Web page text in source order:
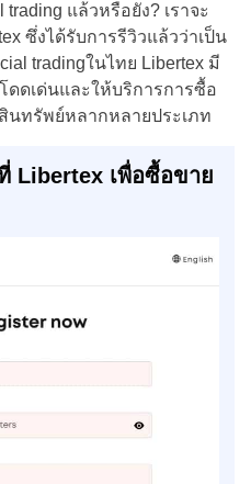
แล้วหรือยัง? เราจะ
ซึ่งได้รับการรีวิวแล้วว่าเป็น
tradingในไทย Libertex มี
ดดเด่นและให้บริการการซื้อ
ทรัพย์หลากหลายประเภท
Libertex เพื่อซื้อขาย